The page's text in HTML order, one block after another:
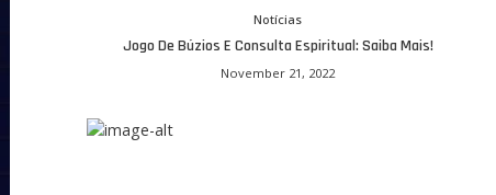
Notícias
Jogo De Búzios E Consulta Espiritual: Saiba Mais!
November 21, 2022